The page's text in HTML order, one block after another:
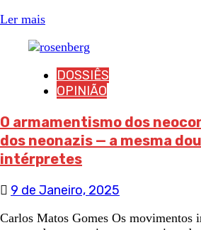
Ler mais
DOSSIÊS
OPINIÃO
O armamentismo dos
dos neonazis — a mesma
intérpretes
9 de Janeiro, 2025
Carlos Matos Gomes Os movimentos